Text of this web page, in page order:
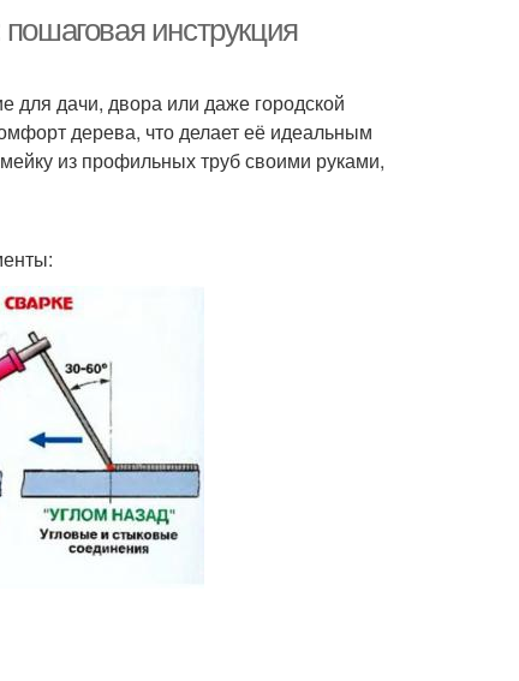
инструкция
для дачи, двора или даже городской
дерева, что делает её идеальным
из профильных труб своими руками,